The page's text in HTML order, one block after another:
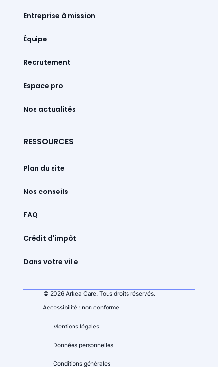
Entreprise à mission
Équipe
Recrutement
Espace pro
Nos actualités
RESSOURCES
Plan du site
Nos conseils
FAQ
Crédit d'impôt
Dans votre ville
© 2026 Arkea Care. Tous droits réservés.
Accessibilité : non conforme
Mentions légales
Données personnelles
Conditions générales